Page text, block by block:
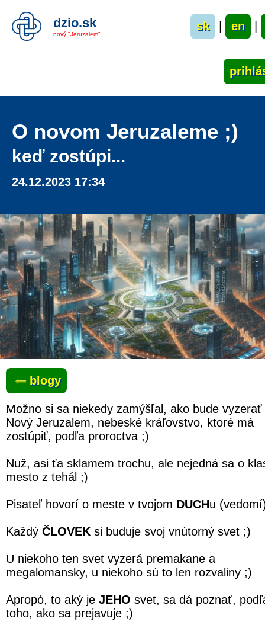
dzio.sk
nový "Jeruzalem"
sk en
O novom Jeruzaleme ;)
keď zostúpi...
24.12.2023 17:34
blogy
Možno si sa niekedy zamýšľal, ako bude vyzerať
Nový Jeruzalem, nebeské kráľovstvo, ktoré má
zostúpiť, podľa proroctva ;)
Nuž, asi ťa sklamem trochu, ale nejedná sa o
mesto z tehál ;)
Pisateľ hovorí o meste v tvojom DUCHu
Každý ČLOVEK si buduje svoj vnútorný svet ;)
U niekoho ten svet vyzerá premakane a
megalomansky, u niekoho sú to len rozvaliny ;)
Apropó, to aký je JEHO svet, sa dá poznať,
toho, ako sa prejavuje ;)